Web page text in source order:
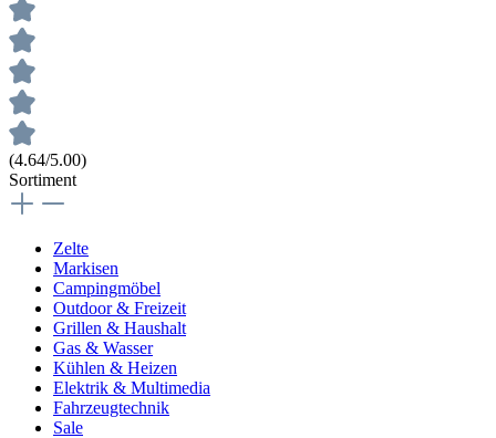
(4.64/5.00)
Sortiment
Zelte
Markisen
Campingmöbel
Outdoor & Freizeit
Grillen & Haushalt
Gas & Wasser
Kühlen & Heizen
Elektrik & Multimedia
Fahrzeugtechnik
Sale